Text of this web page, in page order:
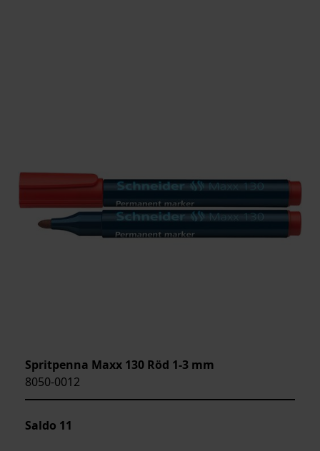
Spritpenna Maxx 130 Röd 1-3 mm
8050-0012
Saldo 11